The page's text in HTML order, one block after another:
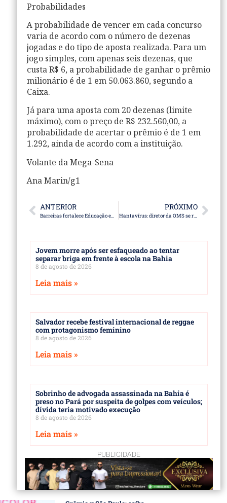
Probabilidades
A probabilidade de vencer em cada concurso
varia de acordo com o número de dezenas
jogadas e do tipo de aposta realizada. Para um
jogo simples, com apenas seis dezenas, que
custa R$ 6, a probabilidade de ganhar o prêmio
milionário é de 1 em 50.063.860, segundo a
Caixa.
Já para uma aposta com 20 dezenas (limite
máximo), com o preço de R$ 232.560,00, a
probabilidade de acertar o prêmio é de 1 em
1.292, ainda de acordo com a instituição.
Volante da Mega-Sena
Ana Marin/g1
ANTERIOR PRÓXIMO
Jovem morre após ser esfaqueado ao tentar
separar briga em frente à escola na Bahia
8 de agosto de 2026
Leia mais »
Salvador recebe festival internacional de reggae
com protagonismo feminino
8 de agosto de 2026
Leia mais »
Sobrinho de advogada assassinada na Bahia é
preso no Pará por suspeita de golpes com veículos;
dívida teria motivado execução
8 de agosto de 2026
Leia mais »
PUBLICIDADE